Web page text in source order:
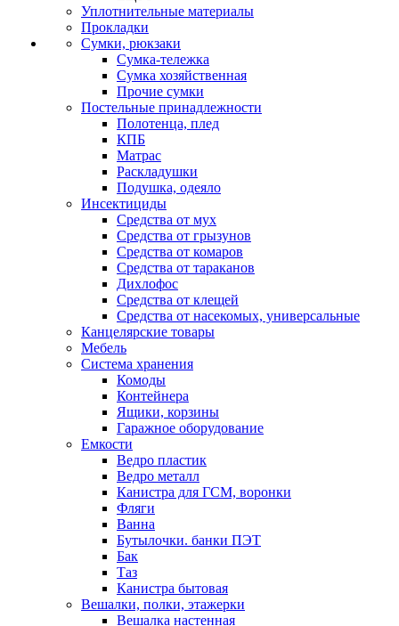
Уплотнительные материалы
Прокладки
Сумки, рюкзаки
Сумка-тележка
Сумка хозяйственная
Прочие сумки
Постельные принадлежности
Полотенца, плед
КПБ
Матрас
Раскладушки
Подушка, одеяло
Инсектициды
Средства от мух
Средства от грызунов
Средства от комаров
Средства от тараканов
Дихлофос
Средства от клещей
Средства от насекомых, универсальные
Канцелярские товары
Мебель
Система хранения
Комоды
Контейнера
Ящики, корзины
Гаражное оборудование
Емкости
Ведро пластик
Ведро металл
Канистра для ГСМ, воронки
Фляги
Ванна
Бутылочки. банки ПЭТ
Бак
Таз
Канистра бытовая
Вешалки, полки, этажерки
Вешалка настенная